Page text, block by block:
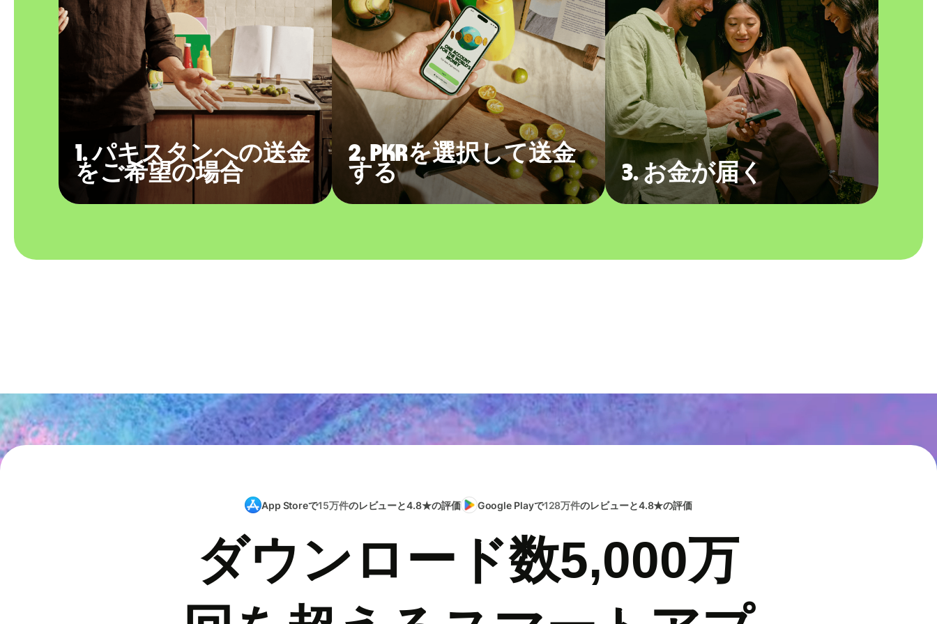
1. パキスタンへの送金
をご希望の場合
2. PKRを選択して送金
する
3. お金が届く
App Storeで15万件のレビューと4.8★の評価 Google Playで128万件のレビューと4.8★の評価
ダウンロード数5,000万